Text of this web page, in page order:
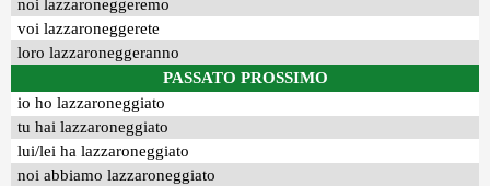
noi lazzaroneggeremo
voi lazzaroneggerete
loro lazzaroneggeranno
PASSATO PROSSIMO
io ho lazzaroneggiato
tu hai lazzaroneggiato
lui/lei ha lazzaroneggiato
noi abbiamo lazzaroneggiato